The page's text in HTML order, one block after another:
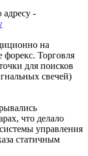
адресу -
на
Торговля
для поисков
свечей)
что делало
управления
статичным